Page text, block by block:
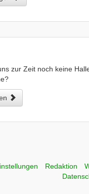
zur Zeit noch keine
Redaktion